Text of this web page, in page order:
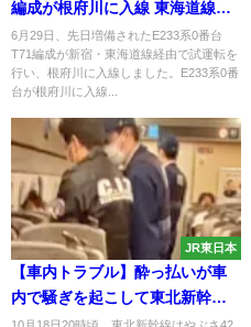
編成が根府川に入線 東海道線内
で試運転
6月29日、先日増備されたE233系0番台
T71編成が新宿・東海道線経由で試運転を
行い、根府川に入線しました。E233系0番
台が根府川に入線...
JR東日本
【車内トラブル】酔っ払いが車
内で騒ぎを起こして東北新幹線
｢はやぶさ42号｣を通過駅の那須